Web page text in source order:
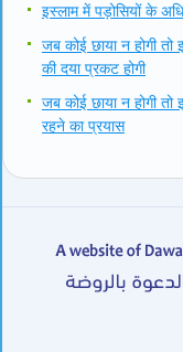
इस्लाम में पड़ोसियों के
जब कोई छाया न होगी
की दया प्रकट होगी
जब कोई छाया न होगी तो
रहने का प्रयास